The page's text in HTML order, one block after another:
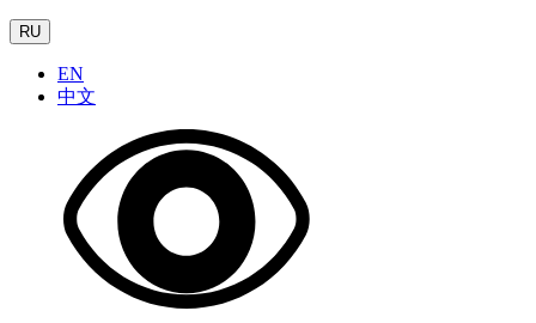
RU
EN
中文